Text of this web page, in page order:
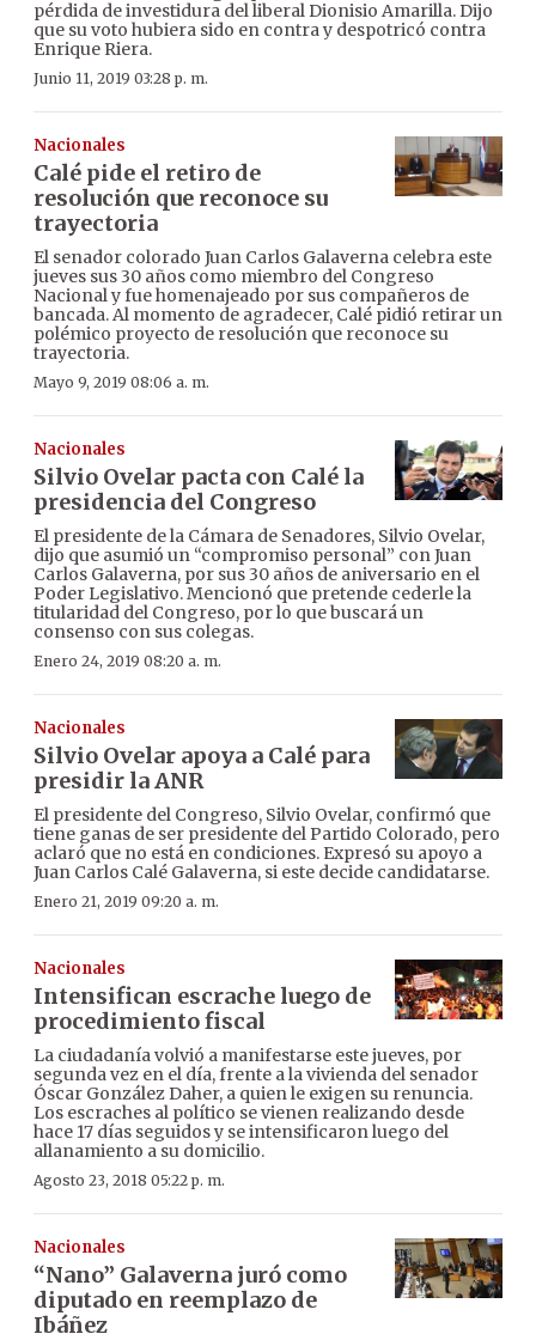
pérdida de investidura del liberal Dionisio Amarilla. Dijo
que su voto hubiera sido en contra y despotricó contra
Enrique Riera.
Junio 11, 2019 03:28 p. m.
Nacionales
Calé pide el retiro de
resolución que reconoce su
trayectoria
El senador colorado Juan Carlos Galaverna celebra este
jueves sus 30 años como miembro del Congreso
Nacional y fue homenajeado por sus compañeros de
bancada. Al momento de agradecer, Calé pidió retirar un
polémico proyecto de resolución que reconoce su
trayectoria.
Mayo 9, 2019 08:06 a. m.
Nacionales
Silvio Ovelar pacta con Calé la
presidencia del Congreso
El presidente de la Cámara de Senadores, Silvio Ovelar,
dijo que asumió un “compromiso personal” con Juan
Carlos Galaverna, por sus 30 años de aniversario en el
Poder Legislativo. Mencionó que pretende cederle la
titularidad del Congreso, por lo que buscará un
consenso con sus colegas.
Enero 24, 2019 08:20 a. m.
Nacionales
Silvio Ovelar apoya a Calé para
presidir la ANR
El presidente del Congreso, Silvio Ovelar, confirmó que
tiene ganas de ser presidente del Partido Colorado, pero
aclaró que no está en condiciones. Expresó su apoyo a
Juan Carlos Calé Galaverna, si este decide candidatarse.
Enero 21, 2019 09:20 a. m.
Nacionales
Intensifican escrache luego de
procedimiento fiscal
La ciudadanía volvió a manifestarse este jueves, por
segunda vez en el día, frente a la vivienda del senador
Óscar González Daher, a quien le exigen su renuncia.
Los escraches al político se vienen realizando desde
hace 17 días seguidos y se intensificaron luego del
allanamiento a su domicilio.
Agosto 23, 2018 05:22 p. m.
Nacionales
“Nano” Galaverna juró como
diputado en reemplazo de
Ibáñez